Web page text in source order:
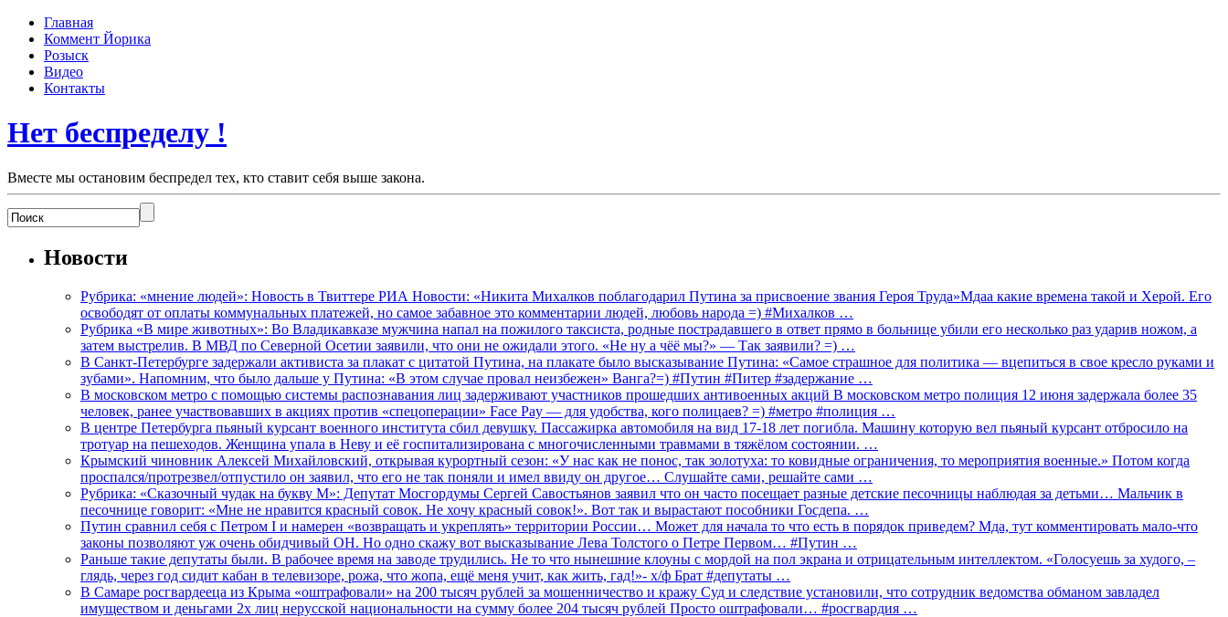
Главная
Коммент Йорика
Розыск
Видео
Контакты
Нет беспределу !
Вместе мы остановим беспредел тех, кто ставит себя выше закона.
Новости
Рубрика: «мнение людей»: Новость в Твиттере РИА Новости: «Никита Михалков поблагодарил Путина за присвоение звания Героя Труда»Мдаа какие времена такой и Херой. Его
освободят от оплаты коммунальных платежей, но самое забавное это комментарии людей, любовь народа =) #Михалков …
Рубрика «В мире животных»: Во Владикавказе мужчина напал на пожилого таксиста, родные пострадавшего в ответ прямо в больнице убили его несколько раз ударив ножом, а
затем выстрелив. В МВД по Северной Осетии заявили, что они не ожидали этого. «Не ну а чёё мы?» — Так заявили? =) …
В Санкт-Петербурге задержали активиста за плакат с цитатой Путина, на плакате было высказывание Путина: «Самое страшное для политика — вцепиться в свое кресло руками и
зубами». Напомним, что было дальше у Путина: «В этом случае провал неизбежен» Ванга?=) #Путин #Питер #задержание …
В московском метро с помощью системы распознавания лиц задерживают участников прошедших антивоенных акций В московском метро полиция 12 июня задержала более 35
человек, ранее участвовавших в акциях против «спецоперации» Face Pay — для удобства, кого полицаев? =) #метро #полиция …
В центре Петербурга пьяный курсант военного института сбил девушку. Пассажирка автомобиля на вид 17-18 лет погибла. Машину которую вел пьяный курсант отбросило на
тротуар на пешеходов. Женщина упала в Неву и её госпитализирована с многочисленными травмами в тяжёлом состоянии. …
Крымский чиновник Алексей Михайловский, открывая курортный сезон: «У нас как не понос, так золотуха: то ковидные ограничения, то мероприятия военные.» Потом когда
проспался/протрезвел/отпустило он заявил, что его не так поняли и имел ввиду он другое… Слушайте сами, решайте сами …
Рубрика: «Сказочный чудак на букву М»: Депутат Мосгордумы Сергей Савостьянов заявил что он часто посещает разные детские песочницы наблюдая за детьми… Мальчик в
песочнице говорит: «Мне не нравится красный совок. Не хочу красный совок!». Вот так и вырастают пособники Госдепа. …
Путин сравнил себя с Петром I и намерен «возвращать и укреплять» территории России… Может для начала то что есть в порядок приведем? Мда, тут комментировать мало-что
законы позволяют уж очень обидчивый ОН. Но одно скажу вот высказывание Лева Толстого о Петре Первом… #Путин …
Раньше такие депутаты были. В рабочее время на заводе трудились. Не то что нынешние клоуны с мордой на пол экрана и отрицательным интеллектом. «Голосуешь за худого, –
глядь, через год сидит кабан в телевизоре, рожа, что жопа, ещё меня учит, как жить, гад!»- х/ф Брат #депутаты …
В Самаре росгвардееца из Крыма «оштрафовали» на 200 тысяч рублей за мошенничество и кражу Суд и следствие установили, что сотрудник ведомства обманом завладел
имуществом и деньгами 2х лиц нерусской национальности на сумму более 204 тысяч рублей Просто оштрафовали… #росгвардия …